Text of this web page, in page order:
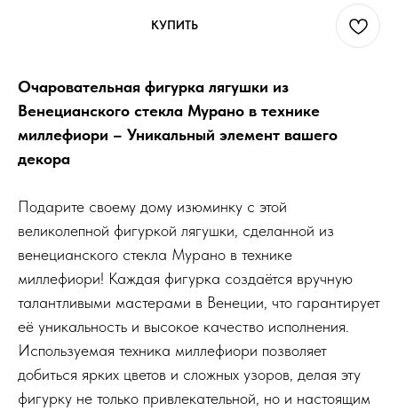
КУПИТЬ
Очаровательная фигурка лягушки из
Венецианского стекла Мурано в технике
миллефиори – Уникальный элемент вашего
декора
Подарите своему дому изюминку с этой
великолепной фигуркой лягушки, сделанной из
венецианского стекла Мурано в технике
миллефиори! Каждая фигурка создаётся вручную
талантливыми мастерами в Венеции, что гарантирует
её уникальность и высокое качество исполнения.
Используемая техника миллефиори позволяет
добиться ярких цветов и сложных узоров, делая эту
фигурку не только привлекательной, но и настоящим